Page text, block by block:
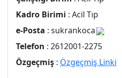
Kadro Birimi : Acil Tıp
e-Posta : sukrankoca
Telefon : 2612001-2275
Özgeçmiş : Özgeçmiş Linki